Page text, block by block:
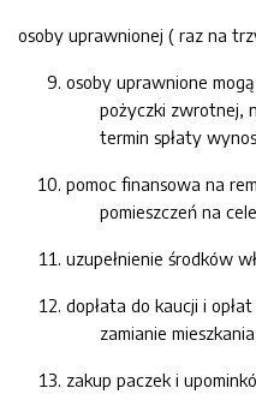
osoby uprawnionej ( raz na
osoby uprawnione
pożyczki zwrotnej,
termin spłaty
pomoc finansowa na
pomieszczeń na
uzupełnienie środków
dopłata do kaucji i
zamianie
zakup paczek i